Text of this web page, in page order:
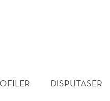
DISPUTASER